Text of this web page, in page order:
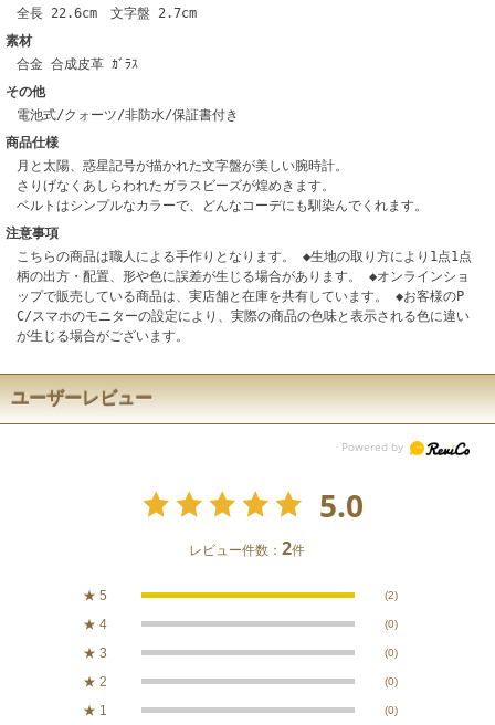
全長 22.6cm 文字盤 2.7cm
素材
合金 合成皮革 ｶﾞﾗｽ
その他
電池式/クォーツ/非防水/保証書付き
商品仕様
月と太陽、惑星記号が描かれた文字盤が美しい腕時計。
さりげなくあしらわれたガラスビーズが煌めきます。
ベルトはシンプルなカラーで、どんなコーデにも馴染んでくれます。
注意事項
こちらの商品は職人による手作りとなります。 ◆生地の取り方により1点1点
柄の出方・配置、形や色に誤差が生じる場合があります。 ◆オンラインショ
ップで販売している商品は、実店舗と在庫を共有しています。 ◆お客様のP
C/スマホのモニターの設定により、実際の商品の色味と表示される色に違い
が生じる場合がございます。
ユーザーレビュー
5.0
レビュー件数：2件
★ 5 (2)
★ 4 (0)
★ 3 (0)
★ 2 (0)
★ 1 (0)